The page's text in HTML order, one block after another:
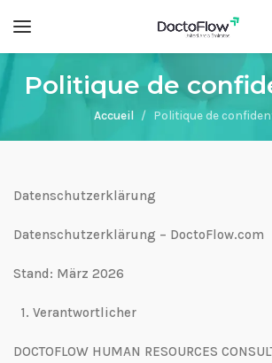
Politique de
Accueil Politique de
Datenschutzerklärung
Datenschutzerklärung – DoctoFlow.com
Stand: März 2026
1.⁠ ⁠Verantwortlicher
DOCTOFLOW HUMAN RESOURCES